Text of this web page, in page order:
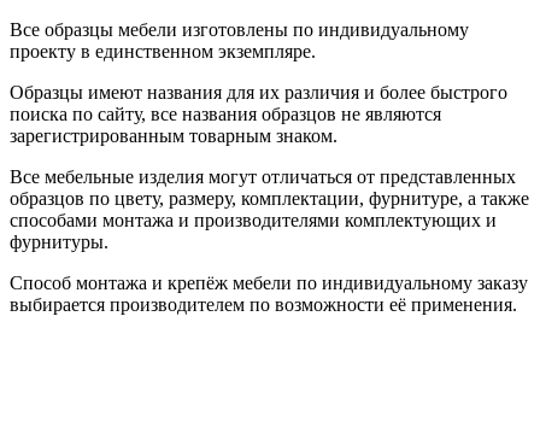
Все образцы мебели изготовлены по индивидуальному
проекту в единственном экземпляре.
Образцы имеют названия для их различия и более быстрого
поиска по сайту, все названия образцов не являются
зарегистрированным товарным знаком.
Все мебельные изделия могут отличаться от представленных
образцов по цвету, размеру, комплектации, фурнитуре, а также
способами монтажа и производителями комплектующих и
фурнитуры.
Способ монтажа и крепёж мебели по индивидуальному заказу
выбирается производителем по возможности её применения.